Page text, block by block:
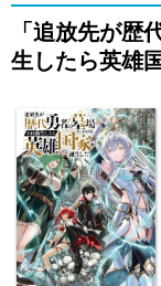
「追放先が歴
生したら英雄